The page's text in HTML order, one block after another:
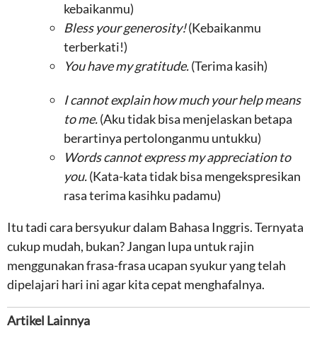
kebaikanmu)
Bless your generosity!(Kebaikanmu
terberkati!)
You have my gratitude.(Terima kasih)
I cannot explain how much your help means
to me.(Aku tidak bisa menjelaskan betapa
berartinya pertolonganmu untukku)
Words cannot express my appreciation to
you.(Kata-kata tidak bisa mengekspresikan
rasa terima kasihku padamu)
Itu tadi cara bersyukur dalam Bahasa Inggris. Ternyata
cukup mudah, bukan? Jangan lupa untuk rajin
menggunakan frasa-frasa ucapan syukur yang telah
dipelajari hari ini agar kita cepat menghafalnya.
Artikel Lainnya